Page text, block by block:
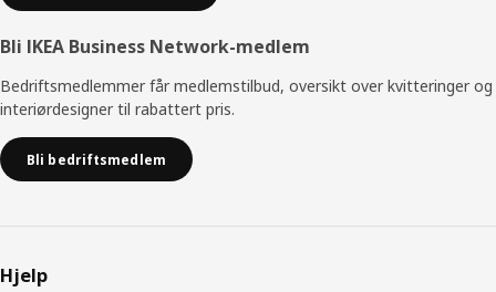
Bli IKEA Business Network-medlem
Bedriftsmedlemmer får medlemstilbud, oversikt over kvitteringer og
interiørdesigner til rabattert pris.
Bli bedriftsmedlem
Hjelp